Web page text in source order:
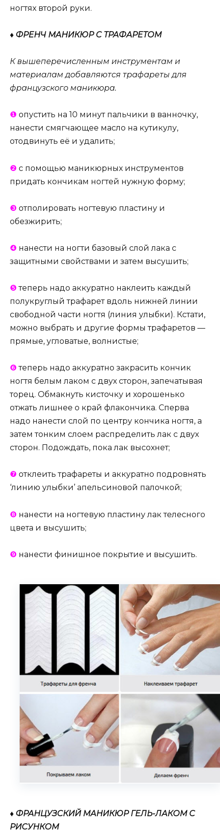
ногтях второй руки.
♦ ФРЕНЧ МАНИКЮР С ТРАФАРЕТОМ
К вышеперечисленным инструментам и
материалам добавляются трафареты для
французского маникюра.
❶ опустить на 10 минут пальчики в ванночку,
нанести смягчающее масло на кутикулу,
отодвинуть её и удалить;
❷ с помощью маникюрных инструментов
придать кончикам ногтей нужную форму;
❸ отполировать ногтевую пластину и
обезжирить;
❹ нанести на ногти базовый слой лака с
защитными свойствами и затем высушить;
❺теперь надо аккуратно наклеить каждый
полукруглый трафарет вдоль нижней линии
свободной части ногтя (линия улыбки). Кстати,
можно выбрать и другие формы трафаретов —
прямые, угловатые, волнистые;
❻теперь надо аккуратно закрасить кончик
ногтя белым лаком с двух сторон, запечатывая
торец. Обмакнуть кисточку и хорошенько
отжать лишнее о край флакончика. Сперва
надо нанести слой по центру кончика ногтя, а
затем тонким слоем распределить лак с двух
сторон. Подождать, пока лак высохнет;
❼ отклеить трафареты и аккуратно подровнять
‘линию улыбки’ апельсиновой палочкой;
❽ нанести на ногтевую пластину лак телесного
цвета и высушить;
❾ нанести финишное покрытие и высушить.
♦ ФРАНЦУЗСКИЙ МАНИКЮР ГЕЛЬ-ЛАКОМ С
РИСУНКОМ